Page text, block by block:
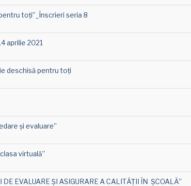
toți”_Înscrieri seria 8
aprilie 2021
deschisă pentru toţi
și evaluare”
virtuală”
EVALUARE ŞI ASIGURARE A CALITĂŢII ÎN ŞCOALĂ”